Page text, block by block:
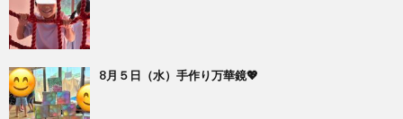
8月５日（水）手作り万華鏡💖